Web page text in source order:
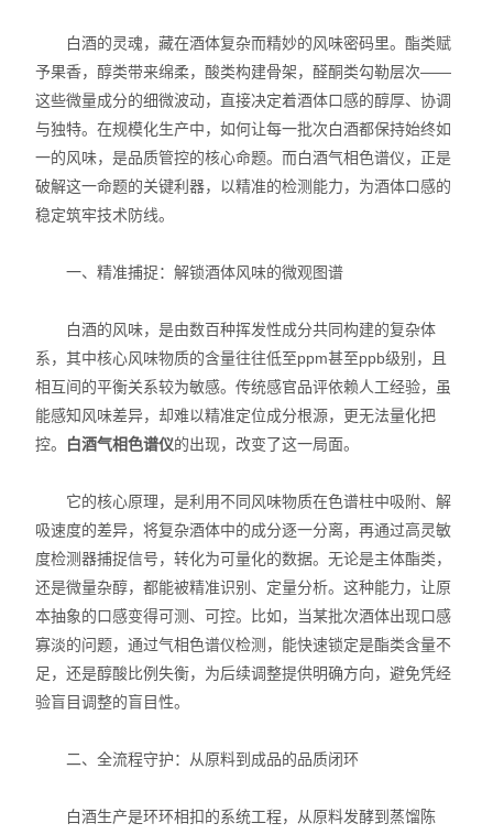
饲料/兽药/农业化验室方案
油品/石油化工/电力仪器
水分仪/通用仪器/实验家具
试验机*建筑仪器/建材仪器
安全网/安全带/鞋帽仪器
白酒的灵魂，藏在酒体复杂而精妙的风味密码里。酯类赋
予果香，醇类带来绵柔，酸类构建骨架，醛酮类勾勒层次——
这些微量成分的细微波动，直接决定着酒体口感的醇厚、协调
与独特。在规模化生产中，如何让每一批次白酒都保持始终如
一的风味，是品质管控的核心命题。而白酒气相色谱仪，正是
破解这一命题的关键利器，以精准的检测能力，为酒体口感的
稳定筑牢技术防线。
一、精准捕捉：解锁酒体风味的微观图谱
白酒的风味，是由数百种挥发性成分共同构建的复杂体
系，其中核心风味物质的含量往往低至ppm甚至ppb级别，且
相互间的平衡关系较为敏感。传统感官品评依赖人工经验，虽
能感知风味差异，却难以精准定位成分根源，更无法量化把
控。 白酒气相色谱仪的出现，改变了这一局面。
它的核心原理，是利用不同风味物质在色谱柱中吸附、解
吸速度的差异，将复杂酒体中的成分逐一分离，再通过高灵敏
度检测器捕捉信号，转化为可量化的数据。无论是主体酯类，
还是微量杂醇，都能被精准识别、定量分析。这种能力，让原
本抽象的口感变得可测、可控。比如，当某批次酒体出现口感
寡淡的问题，通过气相色谱仪检测，能快速锁定是酯类含量不
足，还是醇酸比例失衡，为后续调整提供明确方向，避免凭经
验盲目调整的盲目性。
二、全流程守护：从原料到成品的品质闭环
白酒生产是环环相扣的系统工程，从原料发酵到蒸馏陈